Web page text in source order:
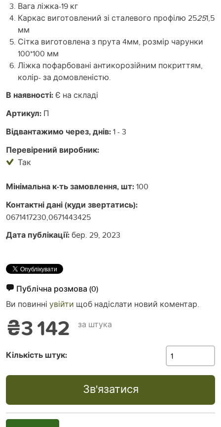
Вага ліжка-19 кг
Каркас виготовлений зі сталевого профілю 25251,5
мм
Сітка виготовлена з прута 4мм, розмір чарунки
100*100 мм
Ліжка пофарбовані антикорозійним покриттям,
колір- за домовленістю.
В наявності: Є на складі
Артикул: П
Відвантажимо через, днів:1 - 3
Перевірений виробник:
Так
Мінімальна к-ть замовлення, шт:100
Контактні дані (куди звертатись):
0671417230,0671443425
Дата публікації:бер. 29, 2023
Публічна розмова (0)
Ви повинні увійти щоб надіслати новий коментар.
₴3 142 за штука
Кількість штук:
Зв'язатися